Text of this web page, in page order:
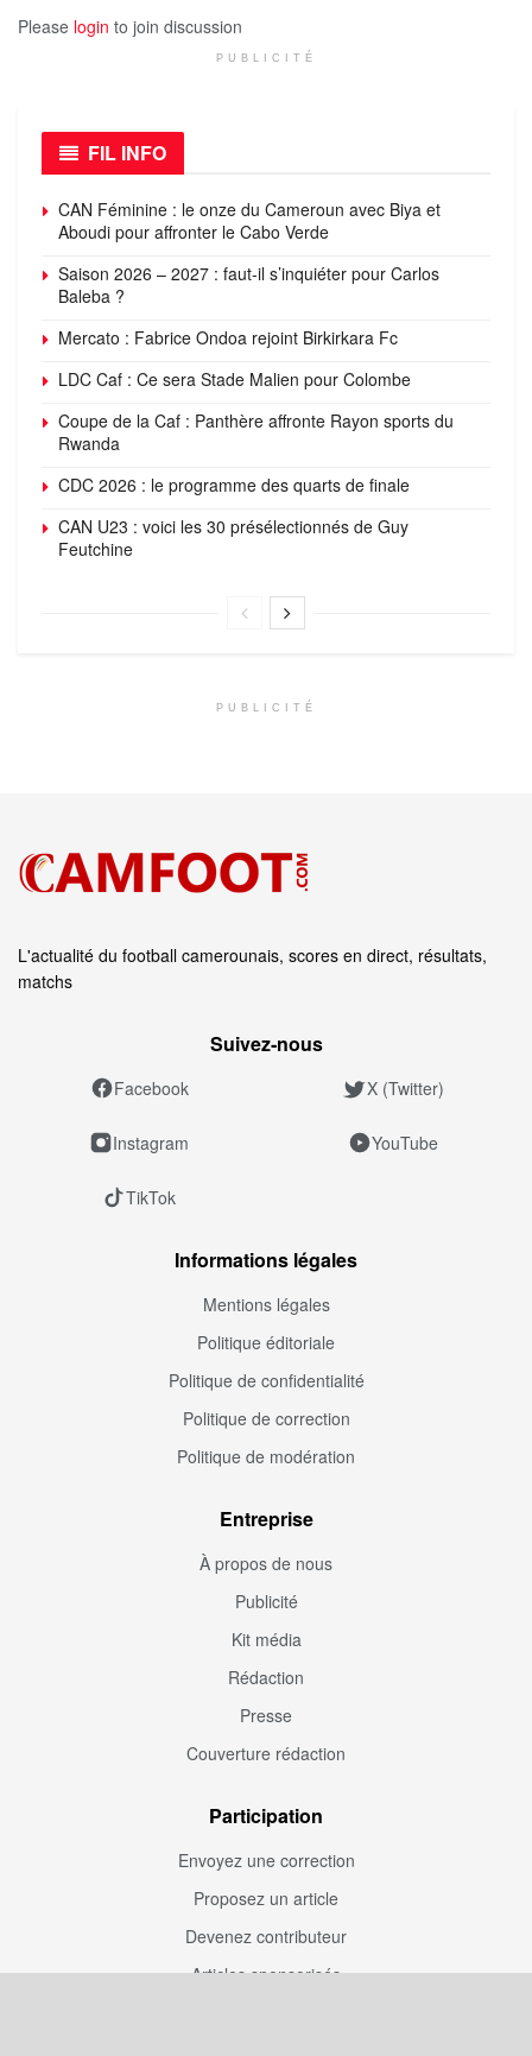
Please login to join discussion
PUBLICITÉ
FIL INFO
CAN Féminine : le onze du Cameroun avec Biya et
Aboudi pour affronter le Cabo Verde
Saison 2026 – 2027 : faut-il s’inquiéter pour Carlos
Baleba ?
Mercato : Fabrice Ondoa rejoint Birkirkara Fc
LDC Caf : Ce sera Stade Malien pour Colombe
Coupe de la Caf : Panthère affronte Rayon sports du
Rwanda
CDC 2026 : le programme des quarts de finale
CAN U23 : voici les 30 présélectionnés de Guy
Feutchine
PUBLICITÉ
L'actualité du football camerounais, scores en direct, résultats,
matchs
Suivez‑nous
Facebook X (Twitter)
Instagram YouTube
TikTok
Informations légales
Mentions légales
Politique éditoriale
Politique de confidentialité
Politique de correction
Politique de modération
Entreprise
À propos de nous
Publicité
Kit média
Rédaction
Presse
Couverture rédaction
Participation
Envoyez une correction
Proposez un article
Devenez contributeur
Articles sponsorisés